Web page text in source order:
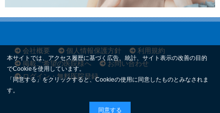
会社概要 個人情報保護方針
利用規約
掲載ご希望の医院様へ
お問い合わせ
ログイン・無料医院登録
本サイトでは、アクセス履歴に基づく広告、統計、サイト表示の改善の目的
でCookieを使用しています。
「同意する」をクリックすると、Cookieの使用に同意したものとみなされま
す。
同意する